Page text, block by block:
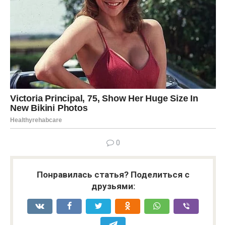
0
Понравилась статья? Поделиться с
друзьями: